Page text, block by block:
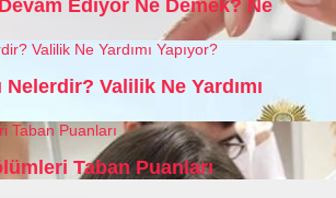
Ediyor Ne Demek? Ne
Valilik Ne Yardımı Yapıyor?
Nelerdir? Valilik Ne Yardımı
Taban Puanları
Taban Puanları